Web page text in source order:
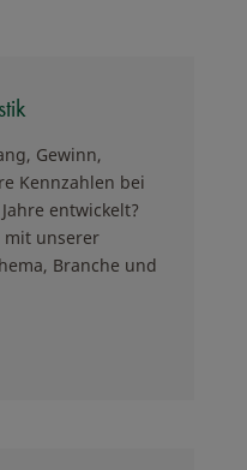
Gewinn,
Kennzahlen bei
entwickelt?
mit unserer
Branche und